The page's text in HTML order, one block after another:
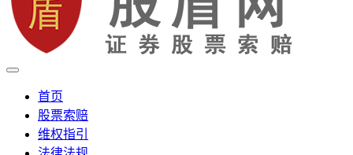
股盾网
证券股票维权网
首页
股票索赔
维权指引